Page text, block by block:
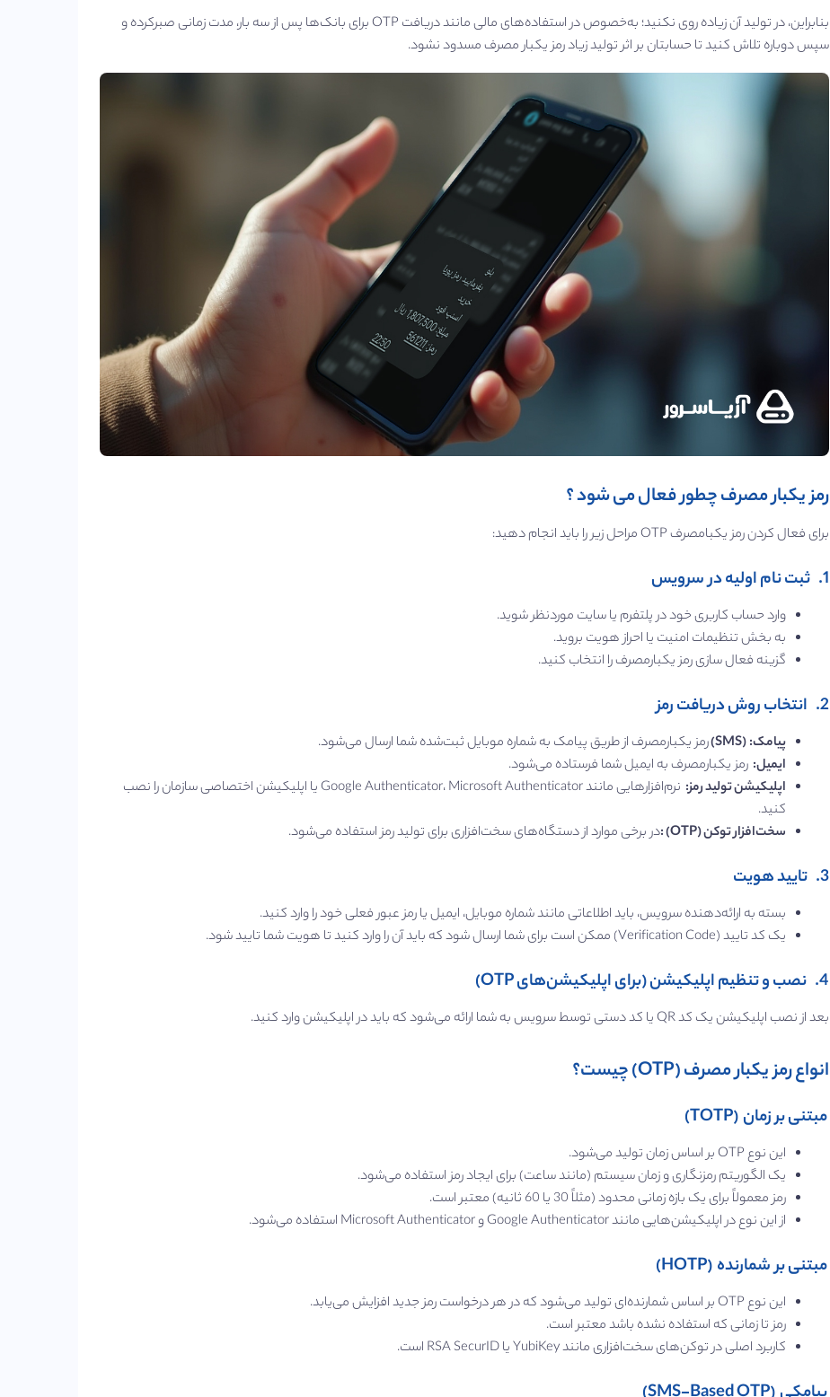
بنابراین، در تولید آن زیاده ‌روی نکنید؛ به‌خصوص در استفاده‌های مالی مانند دریافت OTP برای بانک‌ها پس از سه بار، مدت زمانی صبرکرده و
سپس دوباره تلاش کنید تا حسابتان بر اثر تولید زیاد رمز یکبار مصرف مسدود نشود.
رمز یکبار مصرف چطور فعال می شود ؟
برای فعال کردن رمز یکبامصرف OTP مراحل زیر را باید انجام دهید:
1. ثبت ‌نام اولیه در سرویس
وارد حساب کاربری خود در پلتفرم یا سایت موردنظر شوید.
به بخش تنظیمات امنیت یا احراز هویت بروید.
گزینه فعال ‌سازی رمز یکبارمصرف را انتخاب کنید.
2. انتخاب روش دریافت رمز
پیامک:
(SMS)
رمز یکبارمصرف از طریق پیامک به شماره موبایل ثبت‌شده شما ارسال می‌شود.
ایمیل: رمز یکبارمصرف به ایمیل شما فرستاده می‌شود.
اپلیکیشن تولید رمز:
نرم‌افزارهایی مانند Google Authenticator، Microsoft Authenticator یا اپلیکیشن اختصاصی سازمان را نصب
کنید.
سخت‌افزارتوکن (OTP
)
:در برخی موارد از دستگاه‌های سخت‌افزاری برای تولید رمز استفاده می‌شود.
3. تایید هویت
بسته به ارائه‌دهنده سرویس، باید اطلاعاتی مانند شماره موبایل، ایمیل یا رمز عبور فعلی خود را وارد کنید.
یک کد تایید (Verification Code) ممکن است برای شما ارسال شود که باید آن را وارد کنید تا هویت شما تایید شود.
4. نصب و تنظیم اپلیکیشن (برای اپلیکیشن‌های OTP)
بعد از نصب اپلیکیشن یک کد QR یا کد دستی توسط سرویس به شما ارائه می‌شود که باید در اپلیکیشن وارد کنید.
انواع رمز یکبار مصرف (OTP) چیست؟
مبتنی بر زمان (TOTP)
این نوع OTP بر اساس زمان تولید می‌شود.
یک الگوریتم رمزنگاری و زمان سیستم (مانند ساعت) برای ایجاد رمز استفاده می‌شود.
رمز معمولاً برای یک بازه زمانی محدود (مثلاً 30 یا 60 ثانیه) معتبر است.
از این نوع در اپلیکیشن‌هایی مانند Google Authenticator و Microsoft Authenticator استفاده می‌شود.
مبتنی بر شمارنده (HOTP)
این نوع OTP بر اساس شمارنده‌ای تولید می‌شود که در هر درخواست رمز جدید افزایش می‌یابد.
رمز تا زمانی که استفاده نشده باشد معتبر است.
کاربرد اصلی در توکن‌های سخت‌افزاری مانند YubiKey یا RSA SecurID است.